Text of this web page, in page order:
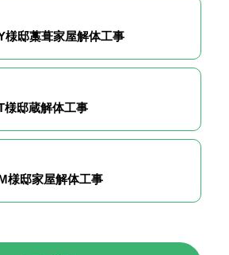
邸藁葺家屋解体工事
邸蔵解体工事
邸家屋解体工事